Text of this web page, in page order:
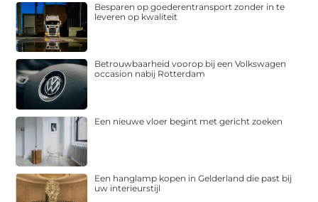
Besparen op goederentransport zonder in te
leveren op kwaliteit
Betrouwbaarheid voorop bij een Volkswagen
occasion nabij Rotterdam
Een nieuwe vloer begint met gericht zoeken
Een hanglamp kopen in Gelderland die past bij
uw interieurstijl